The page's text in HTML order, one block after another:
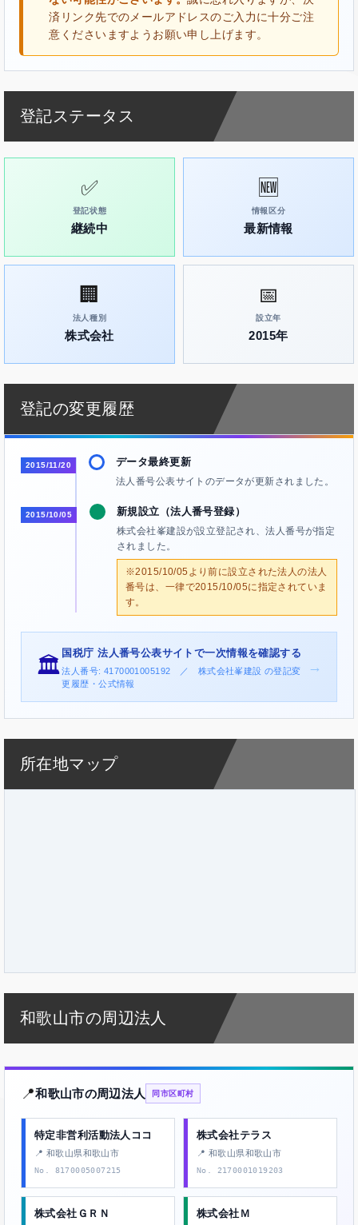
済リンク先でのメールアドレスのご入力に十分ご注
意くださいますようお願い申し上げます。
登記ステータス
✅
登記状態
継続中
🆕
情報区分
最新情報
🏢
法人種別
株式会社
📅
設立年
2015年
登記の変更履歴
2015/11/20 データ最終更新
法人番号公表サイトのデータが更新されました。
2015/10/05 新規設立（法人番号登録）
株式会社峯建設が設立登記され、法人番号が指定
されました。
※2015/10/05より前に設立された法人の法人
番号は、一律で2015/10/05に指定されていま
す。
🏛️
国税庁 法人番号公表サイトで一次情報を確認する
法人番号: 4170001005192 ／ 株式会社峯建設 の登記変
更履歴・公式情報
→
所在地マップ
和歌山市の周辺法人
📍和歌山市の周辺法人 同市区町村
特定非営利活動法人ココ
📍 和歌山県和歌山市
No. 8170005007215
株式会社テラス
📍 和歌山県和歌山市
No. 2170001019203
株式会社ＧＲＮ 株式会社Ｍ